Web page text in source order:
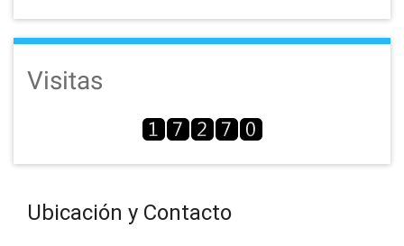
Visitas
Ubicación y Contacto